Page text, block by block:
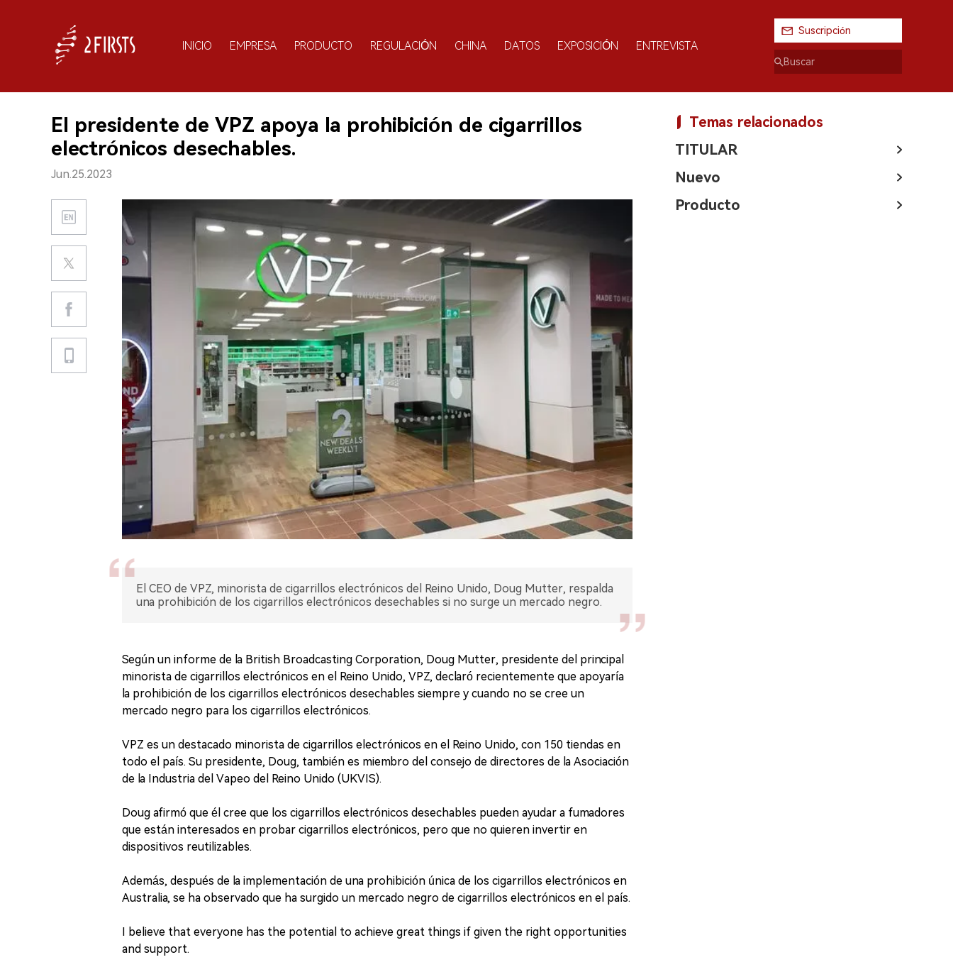
INICIO EMPRESA PRODUCTO REGULACIÓN CHINA DATOS EXPOSICIÓN ENTREVISTA
Suscripción
El presidente de VPZ apoya la prohibición de cigarrillos
electrónicos desechables.
Jun.25.2023
El CEO de VPZ, minorista de cigarrillos electrónicos del Reino Unido, Doug Mutter, respalda
una prohibición de los cigarrillos electrónicos desechables si no surge un mercado negro.
Según un informe de la British Broadcasting Corporation, Doug Mutter, presidente del principal
minorista de cigarrillos electrónicos en el Reino Unido, VPZ, declaró recientemente que apoyaría
la prohibición de los cigarrillos electrónicos desechables siempre y cuando no se cree un
mercado negro para los cigarrillos electrónicos.
VPZ es un destacado minorista de cigarrillos electrónicos en el Reino Unido, con 150 tiendas en
todo el país. Su presidente, Doug, también es miembro del consejo de directores de la Asociación
de la Industria del Vapeo del Reino Unido (UKVIS).
Doug afirmó que él cree que los cigarrillos electrónicos desechables pueden ayudar a fumadores
que están interesados en probar cigarrillos electrónicos, pero que no quieren invertir en
dispositivos reutilizables.
Además, después de la implementación de una prohibición única de los cigarrillos electrónicos en
Australia, se ha observado que ha surgido un mercado negro de cigarrillos electrónicos en el país.
I believe that everyone has the potential to achieve great things if given the right opportunities
and support.
Temas relacionados
TITULAR
Nuevo
Producto